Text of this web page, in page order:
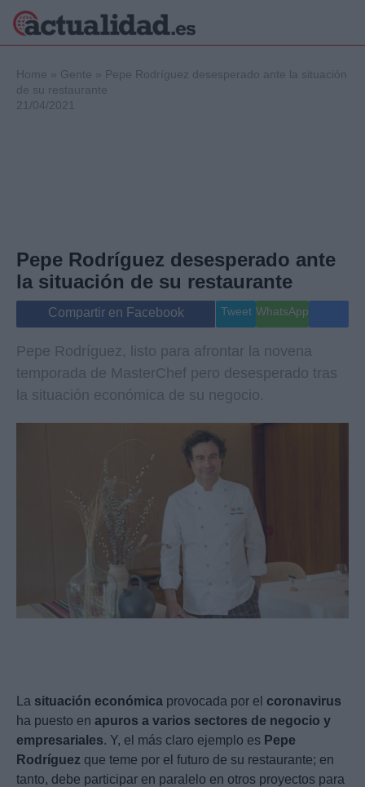
Internacional
Viajes
Gente
Musica
Home » Gente » Pepe Rodríguez desesperado ante la situación
de su restaurante
21/04/2021
Pepe Rodríguez desesperado ante
la situación de su restaurante
Compartir en Facebook Tweet WhatsApp
Pepe Rodríguez, listo para afrontar la novena
temporada de MasterChef pero desesperado tras
la situación económica de su negocio.
La situación económica provocada por el coronavirus
ha puesto en apuros a varios sectores de negocio y
empresariales. Y, el más claro ejemplo es Pepe
Rodríguez que teme por el futuro de su restaurante; en
tanto, debe participar en paralelo en otros proyectos para